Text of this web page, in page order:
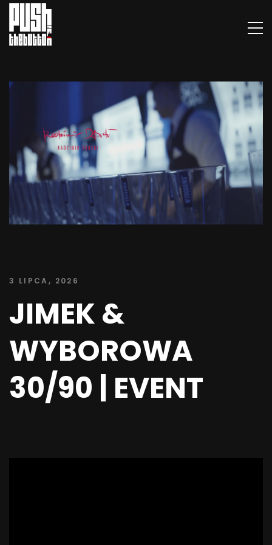
3 LIPCA, 2026
JIMEK &
WYBOROWA
30/90 | EVENT